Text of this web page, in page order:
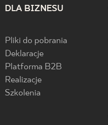
DLA BIZNESU
Pliki do pobrania
Deklaracje
Platforma B2B
Realizacje
Szkolenia